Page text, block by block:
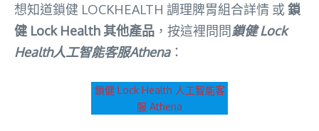
想知道鎖健 LOCKHEALTH 調理脾胃組合詳情 或鎖
健 Lock Health 其他產品 ，按這裡問問 鎖健 Lock
Health人工智能客服Athena：
鎖健 Lock Health 人工智能客
服 Athena